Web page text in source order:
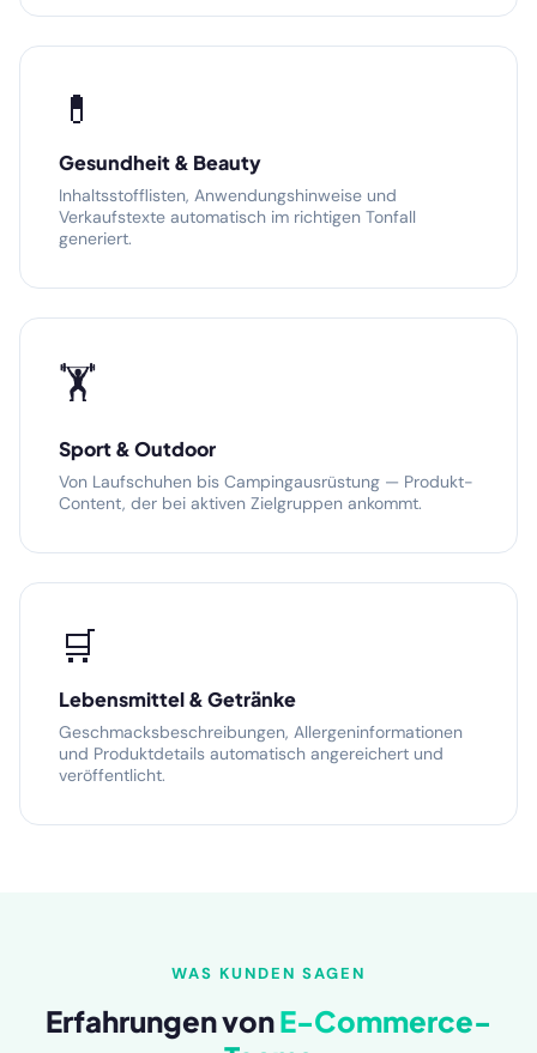
💊
Gesundheit & Beauty
Inhaltsstofflisten, Anwendungshinweise und
Verkaufstexte automatisch im richtigen Tonfall
generiert.
🏋️
Sport & Outdoor
Von Laufschuhen bis Campingausrüstung — Produkt-
Content, der bei aktiven Zielgruppen ankommt.
🛒
Lebensmittel & Getränke
Geschmacksbeschreibungen, Allergeninformationen
und Produktdetails automatisch angereichert und
veröffentlicht.
WAS KUNDEN SAGEN
Erfahrungen vonE-Commerce-